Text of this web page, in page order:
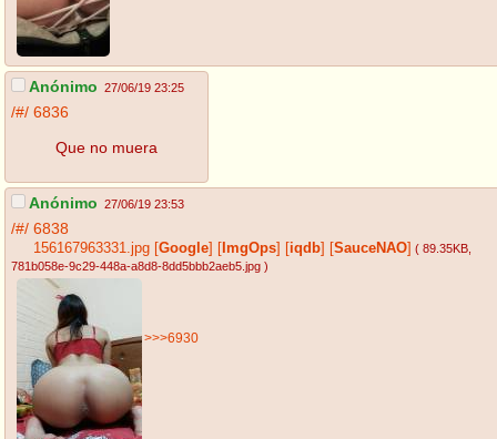
Anónimo 27/06/19 23:25
/#/ 6836
Que no muera
Anónimo 27/06/19 23:53
/#/ 6838
156167963331.jpg [Google] [ ImgOps] [iqdb] [SauceNAO] ( 89.35KB
781b058e-9c29-448a-a8d8-8dd5bbb2aeb5.jpg )
>>>6930